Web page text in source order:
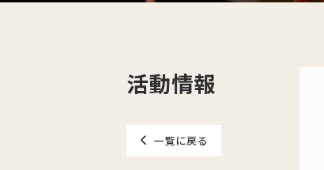
活動情報
一覧に戻る